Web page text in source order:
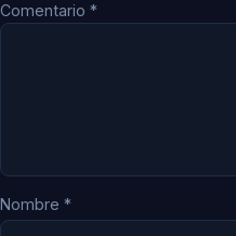
Comentario *
Nombre *